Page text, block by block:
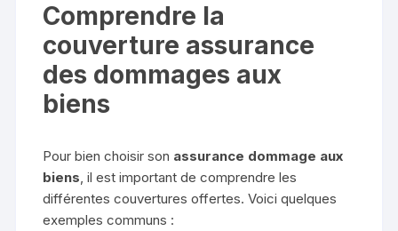
Comprendre la
couverture assurance
des dommages aux
biens
Pour bien choisir son assurance dommage aux
biens, il est important de comprendre les
différentes couvertures offertes. Voici quelques
exemples communs :